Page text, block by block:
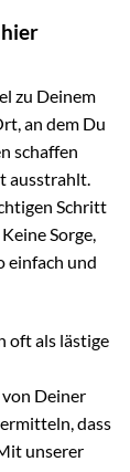
zu Deinem
an dem Du
schaffen
ausstrahlt.
Schritt
Keine Sorge,
einfach und
oft als lästige
von Deiner
dass
unserer